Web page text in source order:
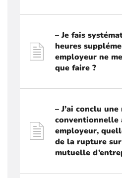
– Je fais
heures
employeur ne
que faire ?
– J’ai conclu
conventionnelle
employeur,
de la rupture
mutuelle